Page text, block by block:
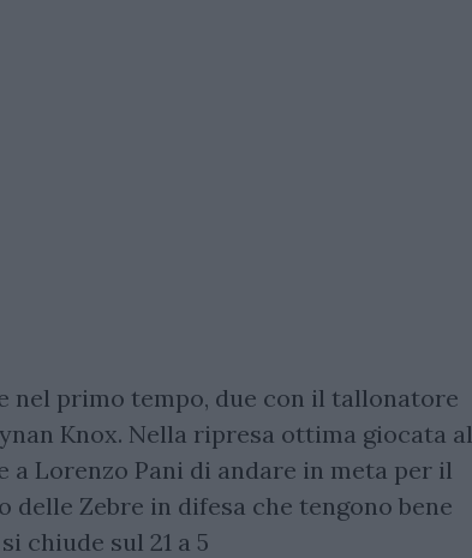
nel primo tempo, due con il tallonatore
Knox. Nella ripresa ottima giocata al
a Lorenzo Pani di andare in meta per il
delle Zebre in difesa che tengono bene
chiude sul 21 a 5